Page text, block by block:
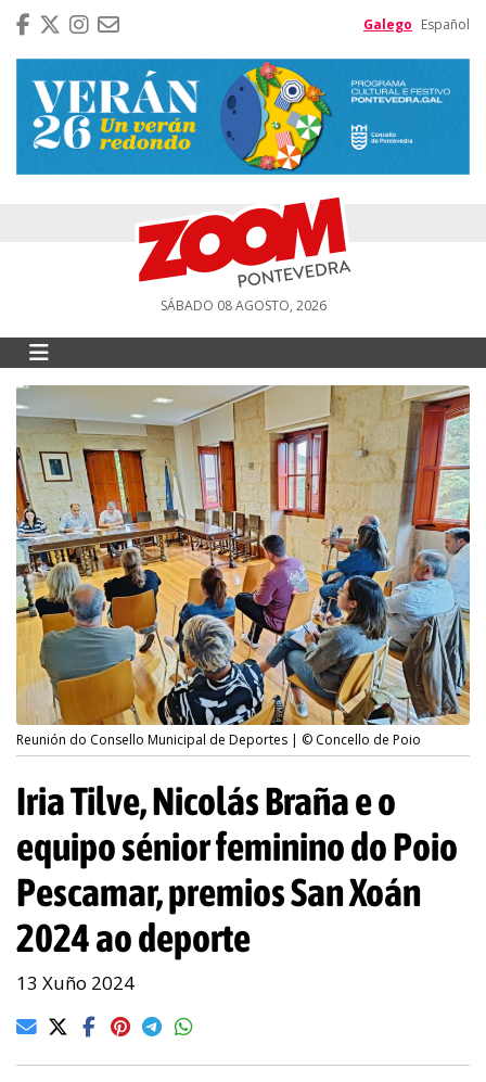
Galego Español
SÁBADO 08 AGOSTO, 2026
Reunión do Consello Municipal de Deportes | © Concello de Poio
Iria Tilve, Nicolás Braña e o
equipo sénior feminino do Poio
Pescamar, premios San Xoán
2024 ao deporte
13 Xuño 2024